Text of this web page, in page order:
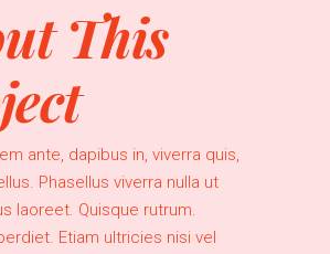
This
ante, dapibus in, viverra quis,
Phasellus viverra nulla ut
laoreet. Quisque rutrum.
Etiam ultricies nisi vel